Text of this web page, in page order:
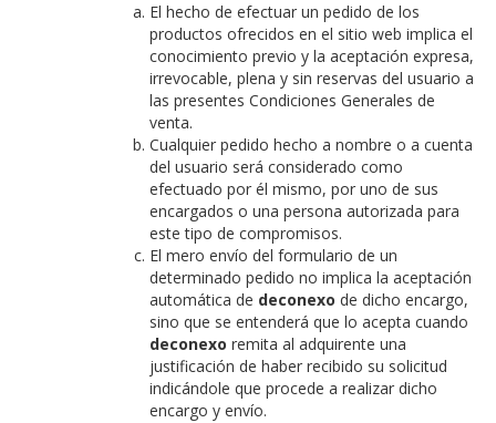
El hecho de efectuar un pedido de los
productos ofrecidos en el sitio web implica el
conocimiento previo y la aceptación expresa,
irrevocable, plena y sin reservas del usuario a
las presentes Condiciones Generales de
venta.
Cualquier pedido hecho a nombre o a cuenta
del usuario será considerado como
efectuado por él mismo, por uno de sus
encargados o una persona autorizada para
este tipo de compromisos.
El mero envío del formulario de un
determinado pedido no implica la aceptación
automática de deconexo de dicho encargo,
sino que se entenderá que lo acepta cuando
deconexo remita al adquirente una
justificación de haber recibido su solicitud
indicándole que procede a realizar dicho
encargo y envío.